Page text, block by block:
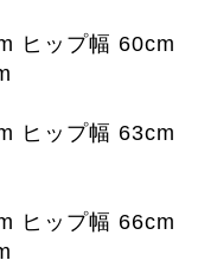
ヒップ幅 60cm
ヒップ幅 63cm
ヒップ幅 66cm